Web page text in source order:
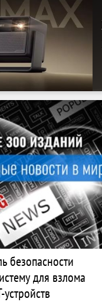
безопасности
для взлома